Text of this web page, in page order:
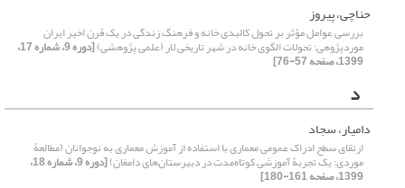
حناچی، پیروز
بررسی عوامل مؤثر بر تحول کالبدی خانه و فرهنگ زندگی در یک قرن اخیر ایران
موردپژوهی: تحولات الگوی خانه در شهر تاریخی لار (علمی پژوهشی) [دوره 9، شماره 17،
1399، صفحه 57-76]
د
دامیار، سجاد
ارتقای سطح ادراک عمومی معماری با استفاده از آموزش معماری به نوجوانان (مطالعۀ
موردی: یک تجربۀ آموزشی کوتاه‌مدت در دبیرستان‌های دامغان) [دوره 9، شماره 18،
1399، صفحه 161-180]